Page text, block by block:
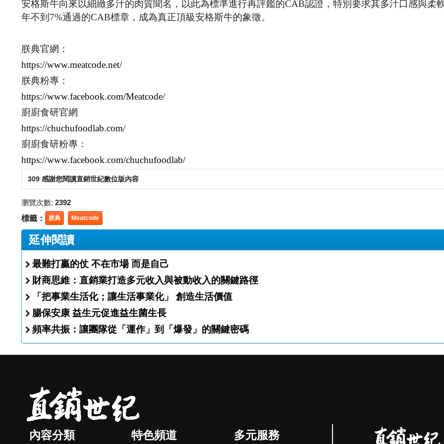
安格斯牛向來以細緻多汁的肉質聞名，以此為標準進行再評鑑的CAB認證，特別要求其多汁口感與柔
年不到7%通過的CAB標章，成為真正頂級安格斯牛的象徵。
朕典官網：
https://www.meatcode.net/
朕典粉專：
https://www.facebook.com/Meatcode/
廚廚食研官網
https://chuchufoodlab.com/
廚廚食研粉專：
https://www.facebook.com/chuchufoodlab/
309 感謝您閱讀直銷世紀數位版內容
瀏覽次數: 2392
標籤： 朕典 Meatcode
延伸閱讀
最難打贏的仗 不在市場 而是自己
財商思維：直銷業打造多元收入與被動收入的關鍵路徑
「把事業生活化；讓生活事業化」 創造生活價值
腸保安康 益生元促進益生菌生長
頻率共振：讓團隊從「運作」到「爆發」的關鍵密碼
內容分類 特色頻道 多元服務